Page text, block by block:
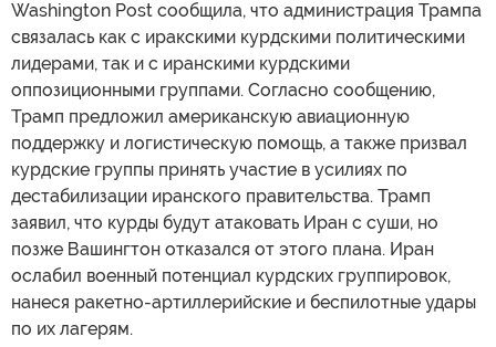
Washington Post сообщила, что администрация Трампа
связалась как с иракскими курдскими политическими
лидерами, так и с иранскими курдскими
оппозиционными группами. Согласно сообщению,
Трамп предложил американскую авиационную
поддержку и логистическую помощь, а также призвал
курдские группы принять участие в усилиях по
дестабилизации иранского правительства. Трамп
заявил, что курды будут атаковать Иран с суши, но
позже Вашингтон отказался от этого плана. Иран
ослабил военный потенциал курдских группировок,
нанеся ракетно-артиллерийские и беспилотные удары
по их лагерям.